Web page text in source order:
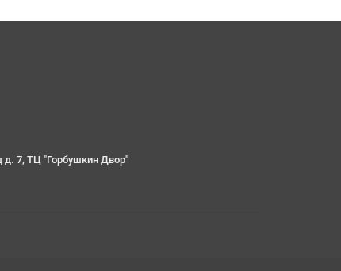
д. 7, ТЦ "Горбушкин Двор"